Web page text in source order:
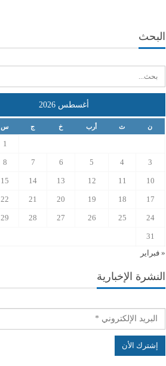
البحث
أغسطس 2026
ن ث أرب خ ج س
1
3
4
5
6
7
8
10
11
12
13
14
15
17
18
19
20
21
22
24
25
26
27
28
29
31
« فبراير
النشرة الإخبارية